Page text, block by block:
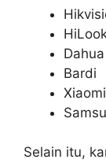
Dahua
Bardi
Xiaomi
Selain itu,